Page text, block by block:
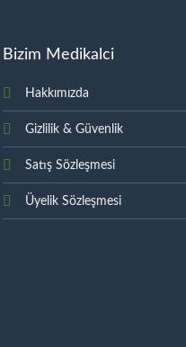
Bizim Medikalci
Hakkımızda
Gizlilik & Güvenlik
Satış Sözleşmesi
Üyelik Sözleşmesi